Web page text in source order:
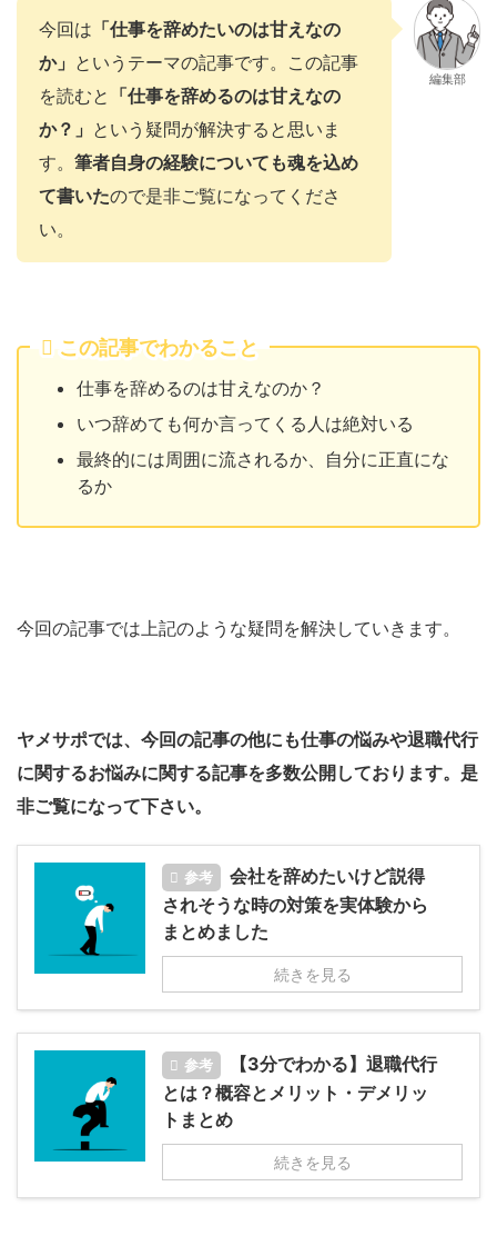
今回は 「仕事を辞めたいのは甘えなの
か」 というテーマの記事です。この記事
を読むと 「仕事を辞めるのは甘えなの
か？」 という疑問が解決すると思いま
す。 筆者自身の経験についても魂を込め
て書いたので是非ご覧になってくださ
い。
編集部
この記事でわかること
仕事を辞めるのは甘えなのか？
いつ辞めても何か言ってくる人は絶対いる
最終的には周囲に流されるか、自分に正直にな
るか
今回の記事では上記のような疑問を解決していきます。
ヤメサポでは、今回の記事の他にも仕事の悩みや退職代行
に関するお悩みに関する記事を多数公開しております。是
非ご覧になって下さい。
参考
会社を辞めたいけど説得
されそうな時の対策を実体験から
まとめました
続きを見る
参考
【3分でわかる】退職代行
とは？概容とメリット・デメリッ
トまとめ
続きを見る